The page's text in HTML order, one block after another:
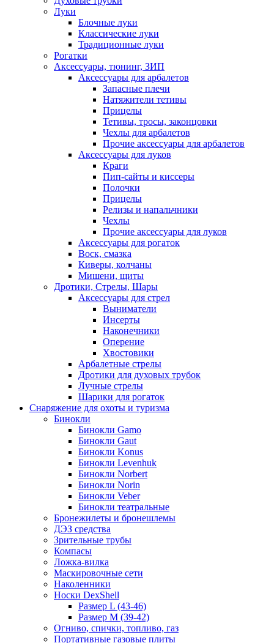
Луки
Блочные луки
Классические луки
Традиционные луки
Рогатки
Аксессуары, тюнинг, ЗИП
Аксессуары для арбалетов
Запасные плечи
Натяжители тетивы
Прицелы
Тетивы, тросы, законцовки
Чехлы для арбалетов
Прочие аксессуары для арбалетов
Аксессуары для луков
Краги
Пип-сайты и киссеры
Полочки
Прицелы
Релизы и напальчники
Чехлы
Прочие аксессуары для луков
Аксессуары для рогаток
Воск, смазка
Киверы, колчаны
Мишени, щиты
Дротики, Стрелы, Шары
Аксессуары для стрел
Выниматели
Инсерты
Наконечники
Оперение
Хвостовики
Арбалетные стрелы
Дротики для духовых трубок
Лучные стрелы
Шарики для рогаток
Снаряжение для охоты и туризма
Бинокли
Бинокли Gamo
Бинокли Gaut
Бинокли Konus
Бинокли Levenhuk
Бинокли Norbert
Бинокли Norin
Бинокли Veber
Бинокли театральные
Бронежилеты и бронешлемы
ДЭЗ средства
Зрительные трубы
Компасы
Ложка-вилка
Маскировочные сети
Наколенники
Носки DexShell
Размер L (43-46)
Размер M (39-42)
Огниво, спички, топливо, газ
Портативные газовые плиты